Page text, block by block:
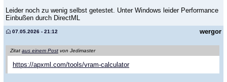
Leider noch zu wenig selbst getestet. Unter Windows leider Performance
Einbußen durch DirectML
wergor
07.05.2026 - 21:12
Zitat aus einem Post von Jedimaster
https://apxml.com/tools/vram-calculator